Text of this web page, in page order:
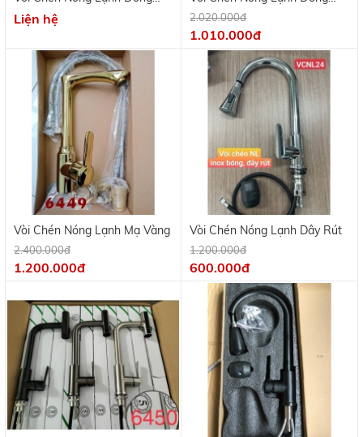
Thau Mạ Crome KV 9701B
Liện hệ
Thau Mạ Crome VR04
2.020.000đ
1.010.000đ
Vòi Chén Nóng Lạnh Mạ Vàng
2.400.000đ
1.200.000đ
Vòi Chén Nóng Lạnh Dây Rút
1.200.000đ
600.000đ